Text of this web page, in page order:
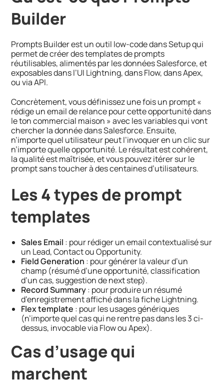
Builder
Prompts Builder est un outil low-code dans Setup qui
permet de créer des templates de prompts
réutilisables, alimentés par les données Salesforce, et
exposables dans l’UI Lightning, dans Flow, dans Apex,
ou via API.
Concrètement, vous définissez une fois un prompt «
rédige un email de relance pour cette opportunité dans
le ton commercial maison » avec les variables qui vont
chercher la donnée dans Salesforce. Ensuite,
n’importe quel utilisateur peut l’invoquer en un clic sur
n’importe quelle opportunité. Le résultat est cohérent,
la qualité est maîtrisée, et vous pouvez itérer sur le
prompt sans toucher à des centaines d’utilisateurs.
Les 4 types de prompt
templates
Sales Email : pour rédiger un email contextualisé sur
un Lead, Contact ou Opportunity.
Field Generation : pour générer la valeur d’un
champ (résumé d’une opportunité, classification
d’un cas, suggestion de next step).
Record Summary: pour produire un résumé
d’enregistrement affiché dans la fiche Lightning.
Flex template : pour les usages génériques
(n’importe quel cas qui ne rentre pas dans les 3 ci-
dessus, invocable via Flow ou Apex).
Cas d’usage qui
marchent